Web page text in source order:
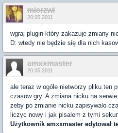
mierzwi
20.05.2011
wgraj plugin który zakazuje zmiany
D: wtedy nie będzie się dla nich
amxxmaster
20.05.2011
ale teraz w ogóle nietworzy pliku ten
czasow gry. A zmiana nicku na
zeby po zmianie nicku zapisywalo
liczyc nowy i jak pisalem z tymi
Użytkownik amxxmaster edytował